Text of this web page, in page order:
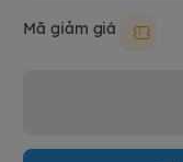
Mã giảm giá